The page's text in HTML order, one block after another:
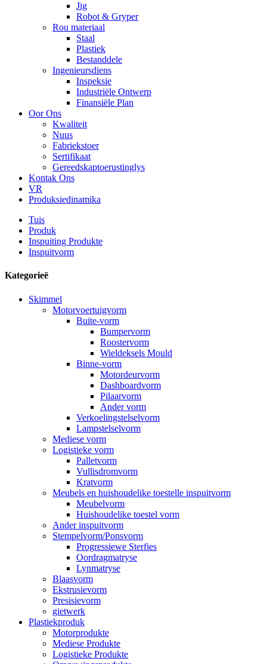
Jig
Robot & Gryper
Rou materiaal
Staal
Plastiek
Bestanddele
Ingenieursdiens
Inspeksie
Industriële Ontwerp
Finansiële Plan
Oor Ons
Kwaliteit
Nuus
Fabriekstoer
Sertifikaat
Gereedskaptoerustinglys
Kontak Ons
VR
Produksiedinamika
Tuis
Produk
Inspuiting Produkte
Inspuitvorm
Kategorieë
Skimmel
Motorvoertuigvorm
Buite-vorm
Bumpervorm
Roostervorm
Wieldeksels Mould
Binne-vorm
Motordeurvorm
Dashboardvorm
Pilaarvorm
Ander vorm
Verkoelingstelselvorm
Lampstelselvorm
Mediese vorm
Logistieke vorm
Palletvorm
Vullisdromvorm
Kratvorm
Meubels en huishoudelike toestelle inspuitvorm
Meubelvorm
Huishoudelike toestel vorm
Ander inspuitvorm
Stempelvorm/Ponsvorm
Progressiewe Sterfies
Oordragmatryse
Lynmatryse
Blaasvorm
Ekstrusievorm
Presisievorm
gietwerk
Plastiekproduk
Motorprodukte
Mediese Produkte
Logistieke Produkte